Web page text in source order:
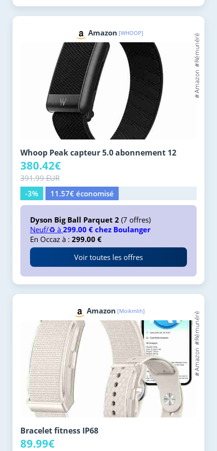
Amazon [WHOOP]
Whoop Peak capteur 5.0 abonnement 12
380.42€
391.99 EUR
-3%
11.57€ économisé
Dyson Big Ball Parquet 2 (7 offres)
Neuf/♻️ à 299.00 € chez Boulanger
En Occaz à : 299.00 €
Voir toutes les offres
Amazon [Moikmlih]
Bracelet fitness IP68
89.99€